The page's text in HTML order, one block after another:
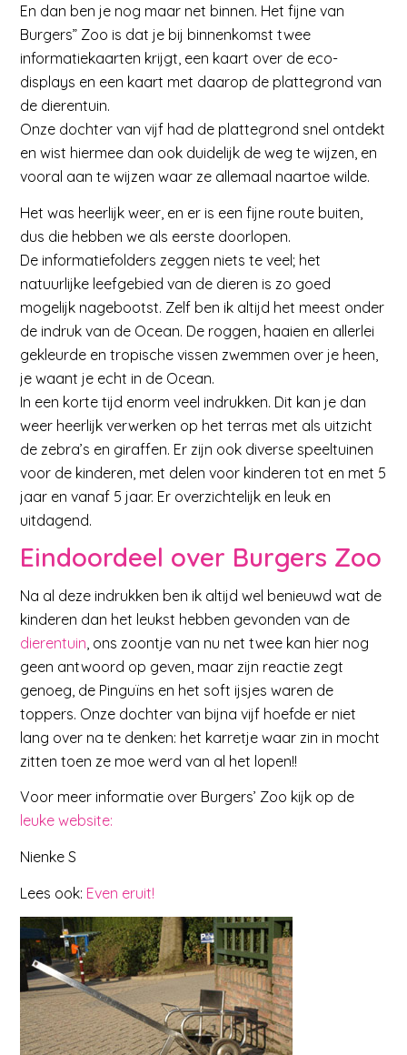
En dan ben je nog maar net binnen. Het fijne van
Burgers” Zoo is dat je bij binnenkomst twee
informatiekaarten krijgt, een kaart over de eco-
displays en een kaart met daarop de plattegrond van
de dierentuin.
Onze dochter van vijf had de plattegrond snel ontdekt
en wist hiermee dan ook duidelijk de weg te wijzen, en
vooral aan te wijzen waar ze allemaal naartoe wilde.
Het was heerlijk weer, en er is een fijne route buiten,
dus die hebben we als eerste doorlopen.
De informatiefolders zeggen niets te veel; het
natuurlijke leefgebied van de dieren is zo goed
mogelijk nagebootst. Zelf ben ik altijd het meest onder
de indruk van de Ocean. De roggen, haaien en allerlei
gekleurde en tropische vissen zwemmen over je heen,
je waant je echt in de Ocean.
In een korte tijd enorm veel indrukken. Dit kan je dan
weer heerlijk verwerken op het terras met als uitzicht
de zebra’s en giraffen. Er zijn ook diverse speeltuinen
voor de kinderen, met delen voor kinderen tot en met 5
jaar en vanaf 5 jaar. Er overzichtelijk en leuk en
uitdagend.
Eindoordeel over Burgers Zoo
Na al deze indrukken ben ik altijd wel benieuwd wat de
kinderen dan het leukst hebben gevonden van de
dierentuin , ons zoontje van nu net twee kan hier nog
geen antwoord op geven, maar zijn reactie zegt
genoeg, de Pinguïns en het soft ijsjes waren de
toppers. Onze dochter van bijna vijf hoefde er niet
lang over na te denken: het karretje waar zin in mocht
zitten toen ze moe werd van al het lopen!!
Voor meer informatie over Burgers’ Zoo kijk op de
leuke website:
Nienke S
Lees ook: Even eruit!